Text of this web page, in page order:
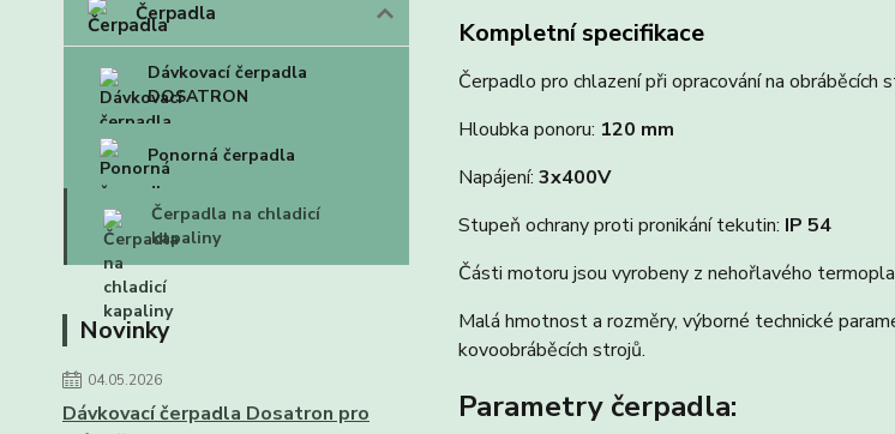
Čerpadla
Dávkovací čerpadla
DOSATRON
Ponorná čerpadla
Čerpadla na chladicí
kapaliny
Novinky
04.05.2026
Dávkovací čerpadla Dosatron pro
Kompletní specifikace
Čerpadlo pro chlazení při opracování na obráběcích
Hloubka ponoru: 120 mm
Napájení: 3x400V
Stupeň ochrany proti pronikání tekutin: IP 54
Části motoru jsou vyrobeny z nehořlavého
Malá hmotnost a rozměry, výborné technické
kovoobráběcích strojů.
Parametry čerpadla: